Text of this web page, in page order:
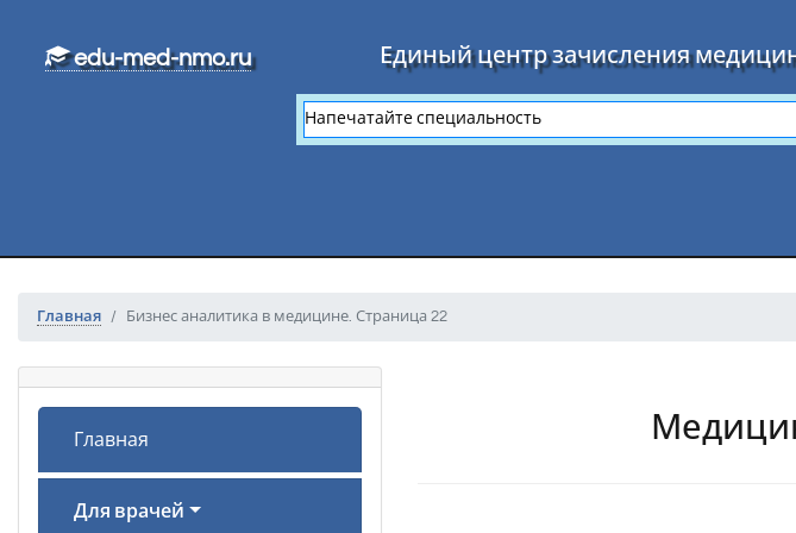
edu-med-nmo.ru Единый центр зачисления
Главная Бизнес аналитика в медицине. Страница 22
Главная
Для врачей